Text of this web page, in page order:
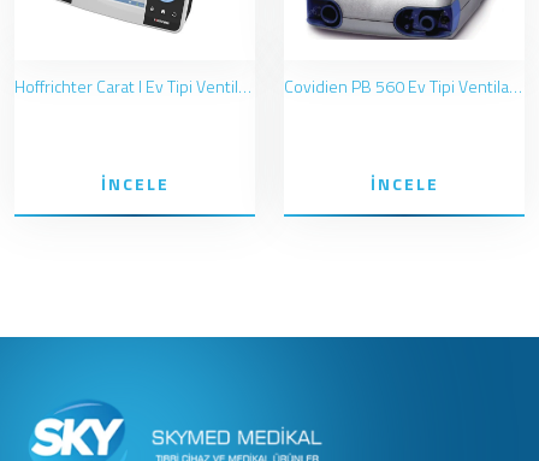
Hoffrichter Carat I Ev Tipi Ventilatör
İNCELE
Covidien PB 560 Ev Tipi Ventilatör
İNCELE